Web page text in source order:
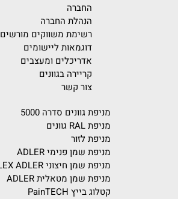
החברה
הנהלת החברה
רשימת משווקים מורשים
דוגמאות ליישומים
אדריכלים ומעצבים
קריירה בגוונים
צור קשר
מניפת גוונים סדרה 5000
מניפת RAL גוונים
מניפת לזור
מניפת שמן פנימי ADLER
מניפת שמן חיצוני PULLEX ADLER
מניפת שמן מטאלית ADLER
קטלוג בייץ PainTECH